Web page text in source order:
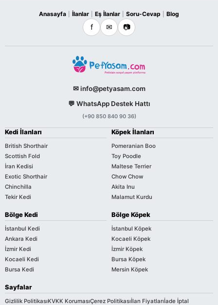
Anasayfa İlanlar Eş İlanlar Soru-Cevap Blog
f ✉ 📷
✉ info@petyasam.com
💬 WhatsApp Destek Hattı
(+90 850 840 90 36)
Kedi İlanları
British Shorthair
Scottish Fold
İran Kedisi
Exotic Shorthair
Chinchilla
Tekir Kedi
Köpek İlanları
Pomeranian Boo
Toy Poodle
Maltese Terrier
Chow Chow
Akita Inu
Malamut Kurdu
Bölge Kedi
İstanbul Kedi
Ankara Kedi
İzmir Kedi
Kocaeli Kedi
Bursa Kedi
Bölge Köpek
İstanbul Köpek
Kocaeli Köpek
İzmir Köpek
Bursa Köpek
Mersin Köpek
Sayfalar
Gizlilik PolitikasıKVKK KorumasıÇerez Politikasıİlan Fiyatlarıİade İptal